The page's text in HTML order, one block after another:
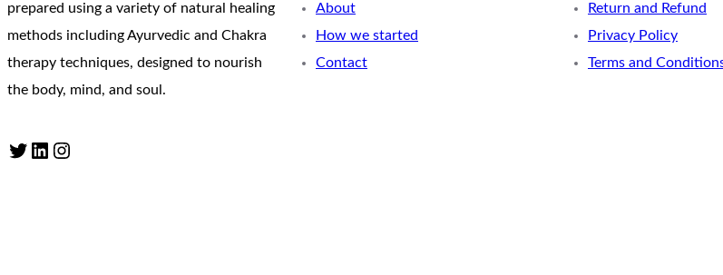
prepared using a variety of natural healing
methods including Ayurvedic and Chakra
therapy techniques, designed to nourish
the body, mind, and soul.
Twitter LinkedIn Instagram
About
How we started
Contact
Return and Refund
Privacy Policy
Terms and